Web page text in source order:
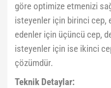
göre optimize etmenizi
isteyenler için birinci cep,
edenler için üçüncü cep,
isteyenler için ise ikinci
çözümdür.
Teknik Detaylar: